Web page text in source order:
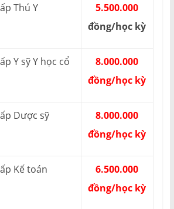
Thú Y
5.500.000
đồng/học kỳ
Y sỹ Y học cổ
8.000.000
đồng/học kỳ
Dược sỹ
8.000.000
đồng/học kỳ
Kế toán
6.500.000
đồng/học kỳ